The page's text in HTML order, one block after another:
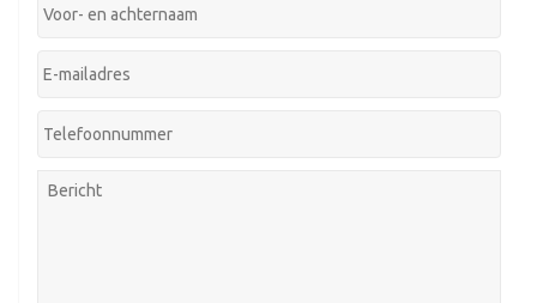
voor-
achternaam:
e-
telefoonnummer:
Je
bericht: